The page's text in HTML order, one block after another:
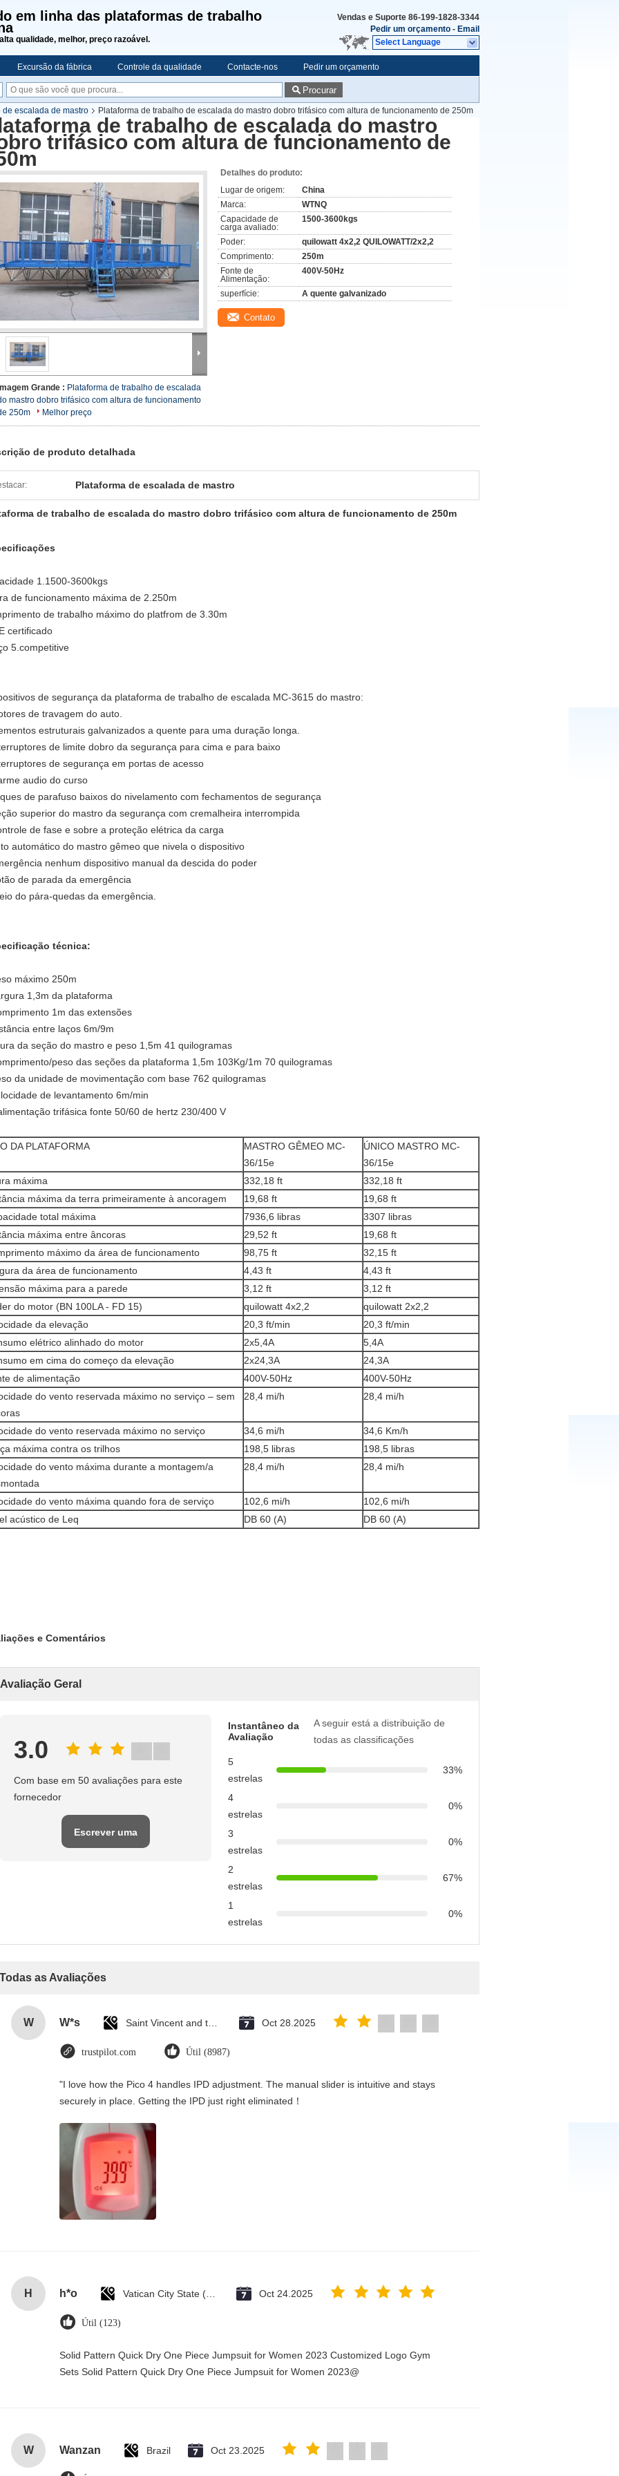
em linha das plataformas de trabalho
qualidade, melhor, preço razoável.
Vendas e Suporte 86-199-1828-3344
Pedir um orçamento - Email
Select Language
Excursão da fábrica Controle da qualidade Contacte-nos Pedir um orçamento
Procurar
escalada de mastro Plataforma de trabalho de escalada do mastro dobro trifásico com altura de funcionamento de 250m
de trabalho de escalada do mastro
trifásico com altura de funcionamento de
Grande : Plataforma de trabalho de escalada
mastro dobro trifásico com altura de funcionamento
250m
Melhor preço
Detalhes do produto:
Lugar de origem:
China
Marca:
WTNQ
Capacidade de
carga avaliado:
1500-3600kgs
Poder:
quilowatt 4x2,2 QUILOWATT/2x2,2
Comprimento:
250m
Fonte de
Alimentação:
400V-50Hz
superfície: A quente galvanizado
Contato
de produto detalhada
Plataforma de escalada de mastro
de trabalho de escalada do mastro dobro trifásico com altura de funcionamento de 250m
1.1500-3600kgs
de funcionamento máxima de 2.250m
de trabalho máximo do platfrom de 3.30m
certificado
5.competitive
de segurança da plataforma de trabalho de escalada MC-3615 do mastro:
de travagem do auto.
estruturais galvanizados a quente para uma duração longa.
de limite dobro da segurança para cima e para baixo
de segurança em portas de acesso
audio do curso
de parafuso baixos do nivelamento com fechamentos de segurança
superior do mastro da segurança com cremalheira interrompida
de fase e sobre a proteção elétrica da carga
automático do mastro gêmeo que nivela o dispositivo
nenhum dispositivo manual da descida do poder
de parada da emergência
do pára-quedas da emergência.
técnica:
máximo 250m
1,3m da plataforma
1m das extensões
entre laços 6m/9m
da seção do mastro e peso 1,5m 41 quilogramas
peso das seções da plataforma 1,5m 103Kg/1m 70 quilogramas
da unidade de movimentação com base 762 quilogramas
de levantamento 6m/min
trifásica fonte 50/60 de hertz 230/400 V
DA PLATAFORMA
MASTRO GÊMEO MC-
36/15e
ÚNICO MASTRO MC-
36/15e
máxima
332,18 ft
332,18 ft
máxima da terra primeiramente à ancoragem
19,68 ft
19,68 ft
total máxima
7936,6 libras
3307 libras
máxima entre âncoras
29,52 ft
19,68 ft
máximo da área de funcionamento
98,75 ft
32,15 ft
da área de funcionamento
4,43 ft
4,43 ft
máxima para a parede
3,12 ft
3,12 ft
do motor (BN 100LA - FD 15)
quilowatt 4x2,2
quilowatt 2x2,2
da elevação
20,3 ft/min
20,3 ft/min
elétrico alinhado do motor
2x5,4A
5,4A
em cima do começo da elevação
2x24,3A
24,3A
de alimentação
400V-50Hz
400V-50Hz
do vento reservada máximo no serviço – sem
28,4 mi/h 28,4 mi/h
do vento reservada máximo no serviço 34,6 mi/h
34,6 Km/h
máxima contra os trilhos
198,5 libras
198,5 libras
do vento máxima durante a montagem/a
28,4 mi/h 28,4 mi/h
do vento máxima quando fora de serviço 102,6 mi/h
102,6 mi/h
acústico de Leq
DB 60 (A) DB 60 (A)
e Comentários
Avaliação Geral
3.0
Com base em 50 avaliações para este
fornecedor
Escrever uma
Instantâneo da
Avaliação
A seguir está a distribuição de
todas as classificações
5
estrelas
33%
4
estrelas
0%
3
estrelas
0%
2
estrelas
67%
1
estrelas
0%
Todas as Avaliações
W W*s Oct 28.2025
trustpilot.com Útil (8987)
"I love how the Pico 4 handles IPD adjustment. The manual slider is intuitive and stays
securely in place. Getting the IPD just right eliminated！
H h*o Oct 24.2025
Útil (123)
Solid Pattern Quick Dry One Piece Jumpsuit for Women 2023 Customized Logo Gym
Sets Solid Pattern Quick Dry One Piece Jumpsuit for Women 2023@
W Wanzan Brazil Oct 23.2025